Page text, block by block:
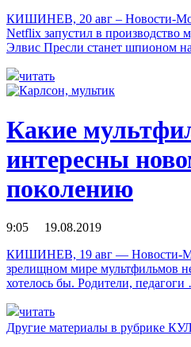
КИШИНЕВ, 20 авг – Новости-
Netflix запустил в производство
Элвис Пресли станет шпионом
читать
Какие
интересны
поколению
9:05 19.08.2019
КИШИНЕВ, 19 авг — Новости-
зрелищном мире мультфильмов
хотелось бы. Родители,
читать
Другие материалы в рубрике